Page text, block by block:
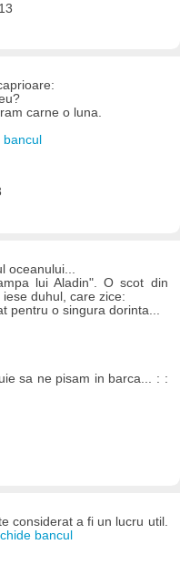
carne o luna.
oceanului...
lui Aladin". O scot din
duhul, care zice:
pentru o singura dorinta...
sa ne pisam in barca... : :
considerat a fi un lucru util.
bancul